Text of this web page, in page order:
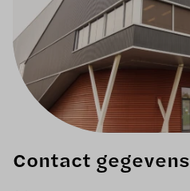
Contact gegevens